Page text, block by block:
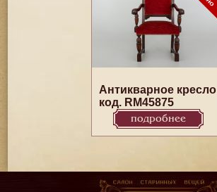
Антикварное кресло
код. RM45875
подробнее